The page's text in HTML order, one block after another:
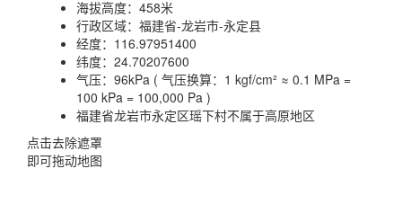
海拔高度： 458米
行政区域： 福建省-龙岩市-永定县
经度： 116.97951400
纬度： 24.70207600
气压： 96kPa ( 气压换算：1 kgf/cm² ≈ 0.1 MPa =
100 kPa = 100,000 Pa )
福建省龙岩市永定区瑶下村不属于高原地区
点击去除遮罩
即可拖动地图